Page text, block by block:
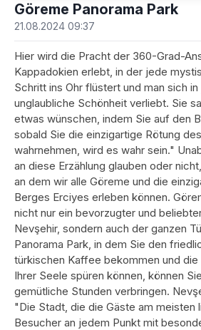
Göreme Panorama Park
21.08.2024 09:37
Hier wird die Pracht der 360-Grad-
Kappadokien erlebt, in der jede
Schritt ins Ohr flüstert und man sich
unglaubliche Schönheit verliebt. Sie
etwas wünschen, indem Sie auf den
sobald Sie die einzigartige Rötung
wahrnehmen, wird es wahr sein."
an diese Erzählung glauben oder
an dem wir alle Göreme und die
Berges Erciyes erleben können.
nicht nur ein bevorzugter und
Nevşehir, sondern auch der ganzen
Panorama Park, in dem Sie den
türkischen Kaffee bekommen und
Ihrer Seele spüren können, können
gemütliche Stunden verbringen.
"Die Stadt, die die Gäste am meisten
Besucher an jedem Punkt mit